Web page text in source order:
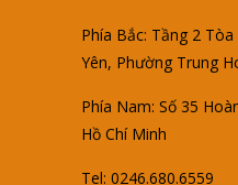
Phía Bắc: Tầng 2
Yên, Phường Trung
Phía Nam: Số 35
Hồ Chí Minh
Tel: 0246.680.6559